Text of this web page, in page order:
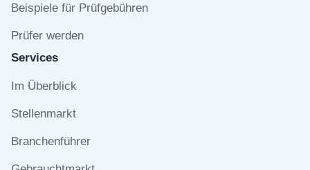
Beispiele für Prüfgebühren
Prüfer werden
Services
Navigation
Im Überblick
Stellenmarkt
Branchenführer